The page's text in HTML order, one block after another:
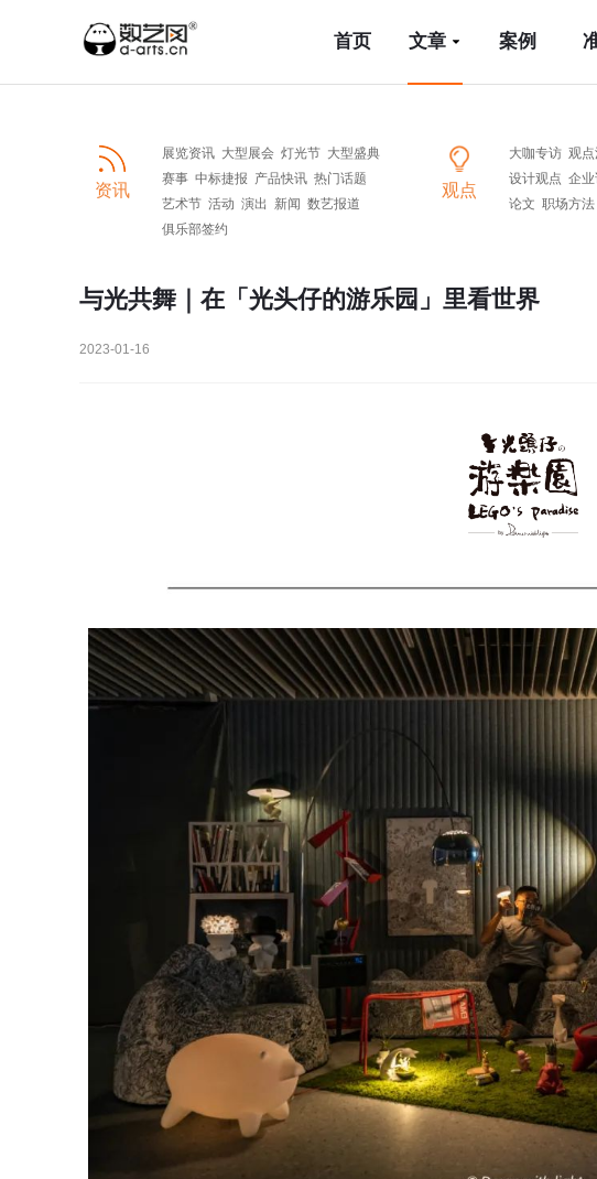
首页 文章 案例
资讯
展览资讯 大型展会 灯光节 大型盛典
赛事 中标捷报 产品快讯 热门话题
艺术节 活动 演出 新闻 数艺报道
俱乐部签约
观点
大咖专访 观点
设计观点 企业
论文 职场方法
与光共舞｜在「光头仔的游乐园」里看世界
2023-01-16